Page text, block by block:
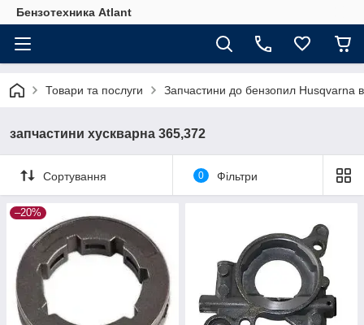
Бензотехника Atlant
Товари та послуги Запчастини до бензопил Husqvarna
запчастини хускварна 365,372
Сортування 0 Фільтри
–20%